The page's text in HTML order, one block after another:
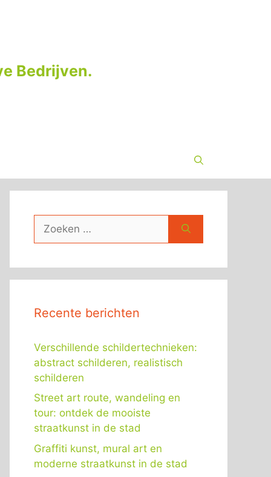
Bedrijven.
naar:
Recente berichten
Verschillende schildertechnieken:
abstract schilderen, realistisch
schilderen
Street art route, wandeling en
tour: ontdek de mooiste
straatkunst in de stad
Graffiti kunst, mural art en
moderne straatkunst in de stad